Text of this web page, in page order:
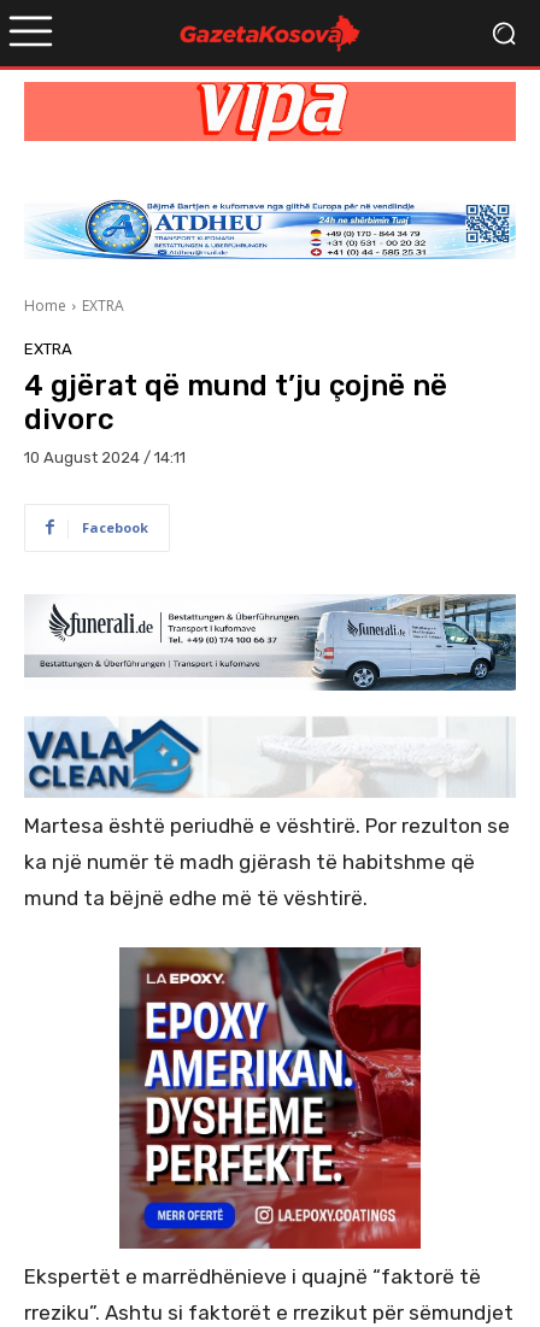
Home EXTRA
EXTRA
4 gjërat që mund t’ju çojnë në
divorc
10 August 2024 / 14:11
Facebook
Martesa është periudhë e vështirë. Por rezulton se
ka një numër të madh gjërash të habitshme që
mund ta bëjnë edhe më të vështirë.
Ekspertët e marrëdhënieve i quajnë “faktorë të
rreziku”. Ashtu si faktorët e rrezikut për sëmundjet